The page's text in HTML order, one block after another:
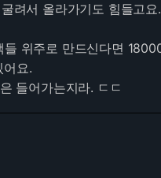
려서 올라가기도 힘들고요.
위주로 만드신다면
어요.
들어가는지라. ㄷㄷ